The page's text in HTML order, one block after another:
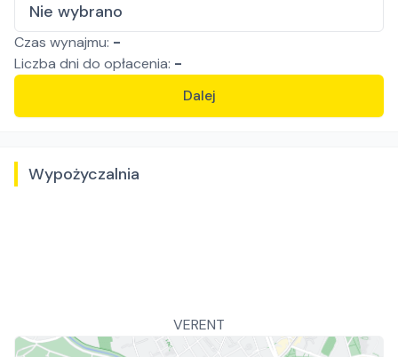
Nie wybrano
Czas wynajmu: -
Liczba dni do opłacenia: -
Dalej
Wypożyczalnia
VERENT